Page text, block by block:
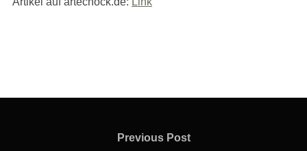
Previous
Previous Post